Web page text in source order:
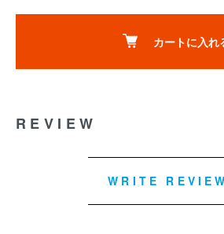
カートに入れ
REVIEW
WRITE REVIEW